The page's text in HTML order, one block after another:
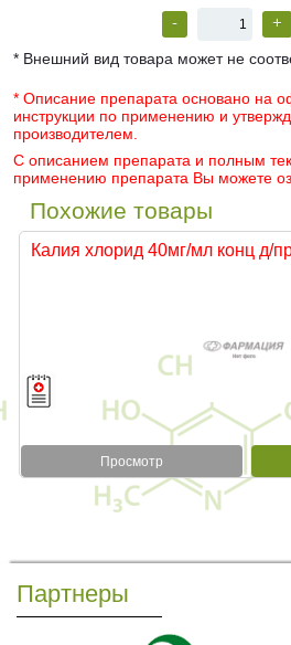
- +
* Внешний вид товара может не
* Описание препарата основано на
инструкции по применению и
производителем.
С описанием препарата и полным
применению препарата Вы можете
Похожие товары
Калия хлорид 40мг/мл конц д/
Просмотр
Партнеры